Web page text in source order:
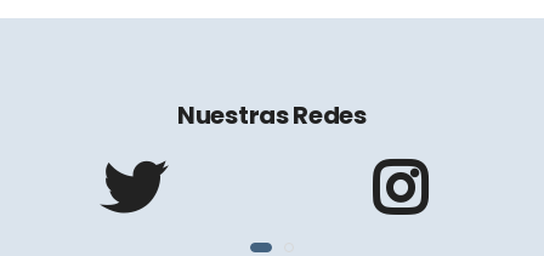
Nuestras Redes